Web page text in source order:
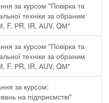
за курсом "Повірка та
техніки за обраним
F, РR, ІR, АUV, QМ"
за курсом "Повірка та
техніки за обраним
F, РR, ІR, АUV, QМ"
за курсом:
на підприємстві"